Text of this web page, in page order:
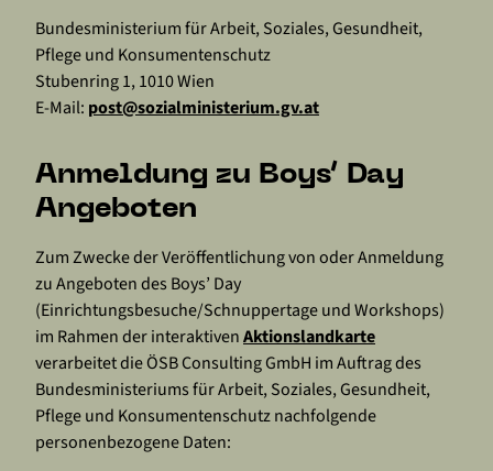
Bundesministerium für Arbeit, Soziales, Gesundheit,
Pflege und Konsumentenschutz
Stubenring 1, 1010 Wien
E-Mail: post@sozialministerium.gv.at
Anmeldung zu Boys‘ Day
Angeboten
Zum Zwecke der Veröffentlichung von oder Anmeldung
zu Angeboten des Boys’ Day
(Einrichtungsbesuche/Schnuppertage und Workshops)
im Rahmen der interaktivenAktionslandkarte
verarbeitet die ÖSB Consulting GmbH im Auftrag des
Bundesministeriums für Arbeit, Soziales, Gesundheit,
Pflege und Konsumentenschutz nachfolgende
personenbezogene Daten: